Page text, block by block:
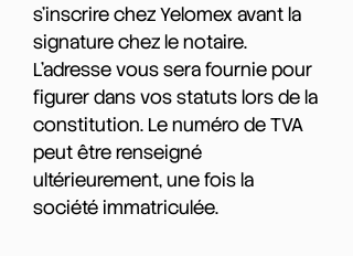
s'inscrire chez Yelomex avant la
signature chez le notaire.
L'adresse vous sera fournie pour
figurer dans vos statuts lors de la
constitution. Le numéro de TVA
peut être renseigné
ultérieurement, une fois la
société immatriculée.